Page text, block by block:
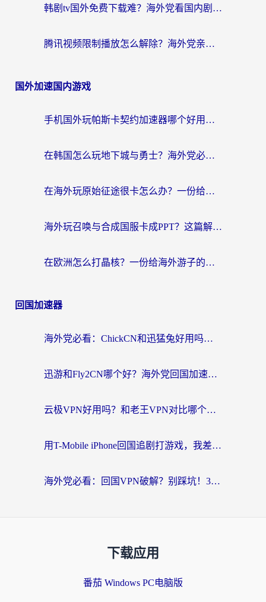
韩剧tv国外免费下载难？海外党看国内剧的加速器选择指南（附实用技巧）
腾讯视频限制播放怎么解除？海外党亲测有效的回国加速指南
国外加速国内游戏
手机国外玩帕斯卡契约加速器哪个好用？海外党国服游戏之路的救星
在韩国怎么玩地下城与勇士？海外党必看的国服游戏加速全攻略
在海外玩原始征途很卡怎么办？一份给游子的终极指南
海外玩召唤与合成国服卡成PPT？这篇解决办法让你丝滑操作
在欧洲怎么打晶核？一份给海外游子的网络加速生存指南
回国加速器
海外党必看：ChickCN和迅猛兔好用吗？3招教你选对回国加速器
迅游和Fly2CN哪个好？海外党回国加速器真实测评与选择心法
云极VPN好用吗？和老王VPN对比哪个回国效果更好？海外党必看的真实体验指南
用T-Mobile iPhone回国追剧打游戏，我差点把手机砸了
海外党必看：回国VPN破解？别踩坑！3步选对加速器无缝刷国内资源
下载应用
番茄 Windows PC电脑版